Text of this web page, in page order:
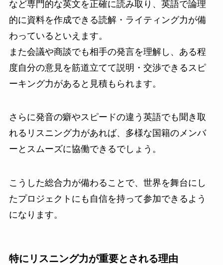
など専門的な英文を正確に読み取り、英語で論理
的に資料を作成できる読解・ライティング力が備
わっているといえます。
また会議や商談でも相手の発言を理解し、ある程
度自分の意見を筋道立てて説明・交渉できるスピ
ーキング力があると見積もられます。
さらに発音の癖やスピードの違う英語でも聞き取
れるリスニング力があれば、多様な国籍のメンバ
ーとスムーズに協働できるでしょう。
こうした総合力が備わることで、世界を舞台にし
たプロジェクトにも自信を持って参加できるよう
になります。
特にリスニング力が重要とされる理由